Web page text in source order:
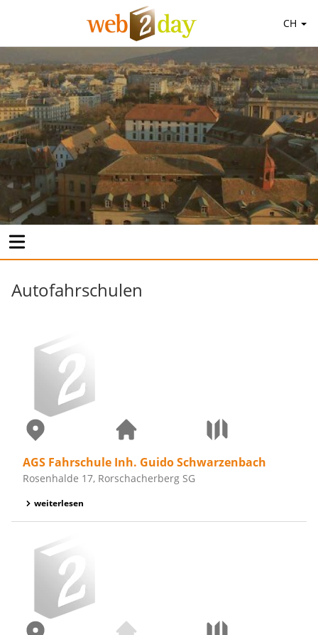
CH
Autofahrschulen
AGS Fahrschule Inh. Guido Schwarzenbach
Rosenhalde 17, Rorschacherberg SG
weiterlesen